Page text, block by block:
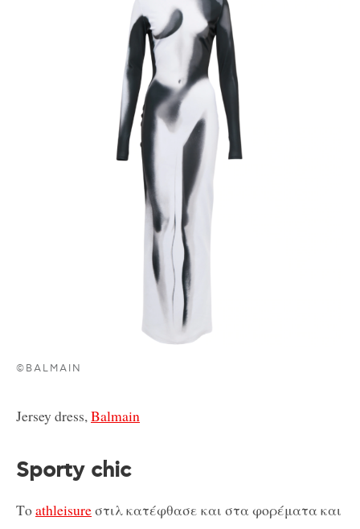
©BALMAIN
Jersey dress,Balmain
Sporty chic
Τοathleisureστιλ κατέφθασε και στα φορέματα και